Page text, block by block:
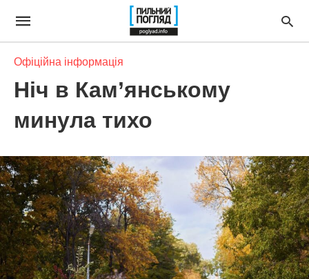
Офіційна інформація
Ніч в Кам’янському
минула тихо